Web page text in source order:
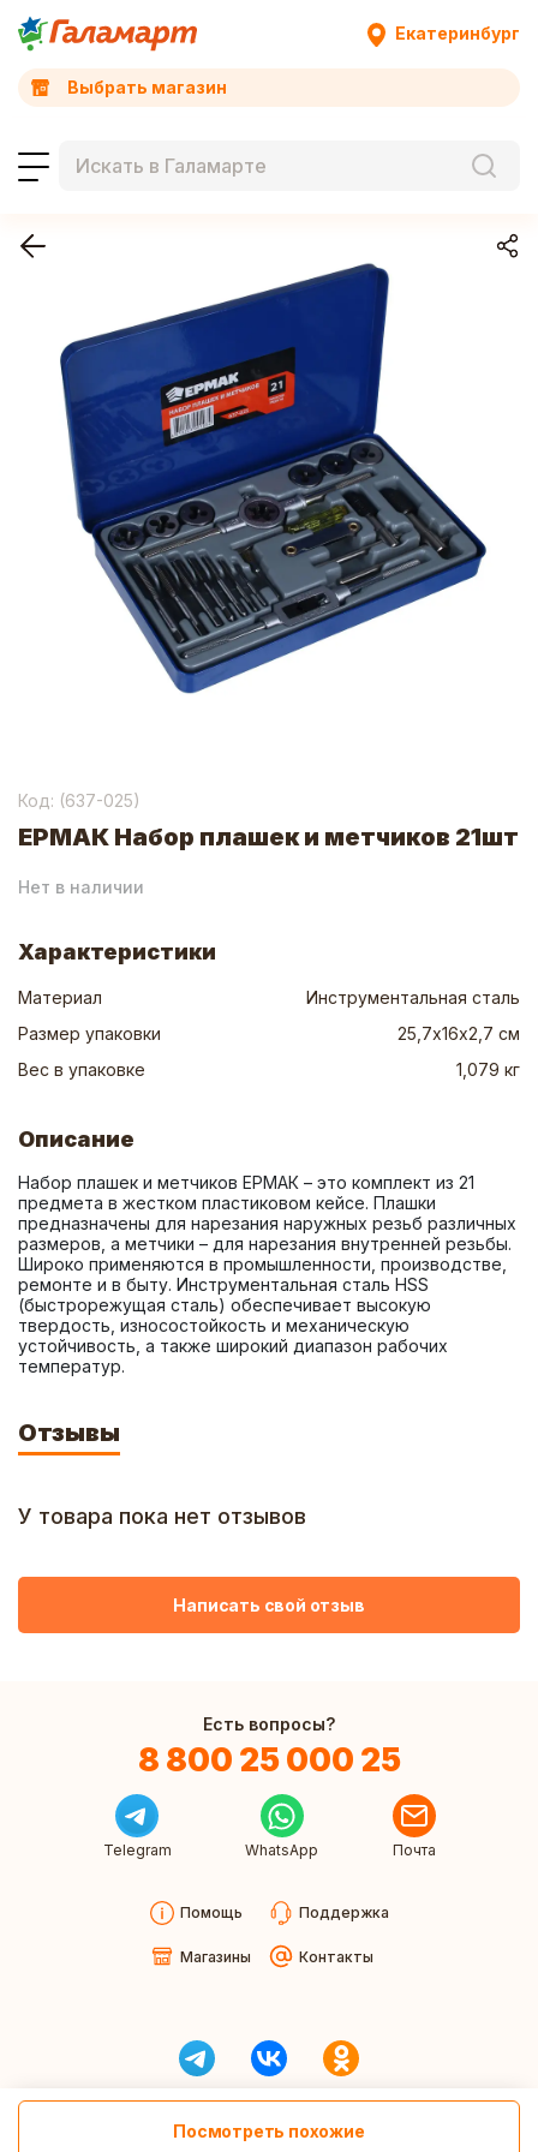
Екатеринбург
Выбрать магазин
Код: (637-025)
ЕРМАК Набор плашек и метчиков 21шт
Нет в наличии
Посмотреть похожие
Характеристики
Материал
Инструментальная сталь
Размер упаковки
25,7х16х2,7 см
Вес в упаковке
1,079 кг
Описание
Набор плашек и метчиков ЕРМАК – это комплект из 21
предмета в жестком пластиковом кейсе. Плашки
предназначены для нарезания наружных резьб различных
размеров, а метчики – для нарезания внутренней резьбы.
Широко применяются в промышленности, производстве,
ремонте и в быту. Инструментальная сталь HSS
(быстрорежущая сталь) обеспечивает высокую
твердость, износостойкость и механическую
устойчивость, а также широкий диапазон рабочих
температур.
Отзывы
У товара пока нет отзывов
Написать свой отзыв
Есть вопросы?
8 800 25 000 25
Telegram WhatsApp Почта
Помощь Поддержка
Магазины Контакты